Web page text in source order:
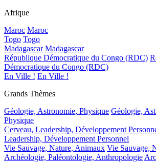
Afrique
Maroc Maroc
Togo Togo
Madagascar Madagascar
République Démocratique du Congo (RDC)
Démocratique du Congo (RDC)
En Ville ! En Ville !
Grands Thèmes
Géologie, Astronomie, Physique Géologie,
Physique
Cerveau, Leadership, Développement
Leadership, Développement Personnel
Vie Sauvage, Nature, Animaux Vie Sauvage,
Archéologie, Paléontologie, Anthropologie